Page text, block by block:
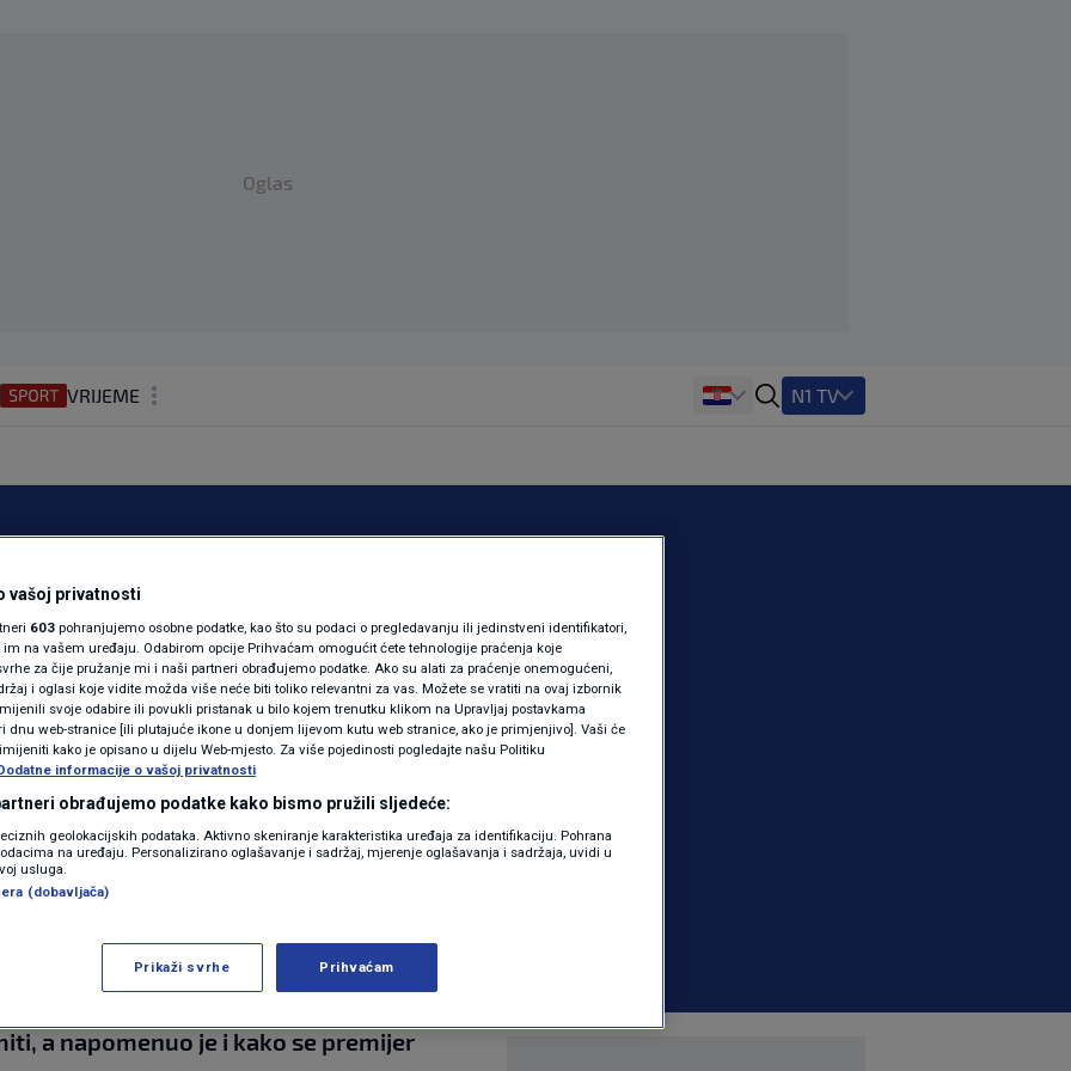
Oglas
VRIJEME
REGIJA
MAGAZIN
KOLUMNE
N1(DIS)INFO
KLIMATSKE PROMJENE
FOTO
VIDEO
N1 TV
"Da lupim
kada to njemu
| VIJESTI | 13 komentara
Više
u petak je ponovio svoj stav da
Vijeća za nacionalnu sigurnost i Vijeća za
a napomenuo je i kako se premijer
vašoj privatnosti
603 pohranjujemo osobne podatke, kao što su podaci o pregledavanju ili jedinstveni identifikatori,
na vašem uređaju. Odabirom opcije Prihvaćam omogućit ćete tehnologije praćenja koje
za čije pružanje mi i naši partneri obrađujemo podatke. Ako su alati za praćenje onemogućeni,
i oglasi koje vidite možda više neće biti toliko relevantni za vas. Možete se vratiti na ovaj izbornik
svoje odabire ili povukli pristanak u bilo kojem trenutku klikom na Upravljaj postavkama
dnu web-stranice [ili plutajuće ikone u donjem lijevom kutu web stranice, ako je primjenjivo]. Vaši će
kako je opisano u dijelu Web-mjesto. Za više pojedinosti pogledajte našu Politiku
informacije o vašoj privatnosti
obrađujemo podatke kako bismo pružili sljedeće:
geolokacijskih podataka. Aktivno skeniranje karakteristika uređaja za identifikaciju. Pohrana
na uređaju. Personalizirano oglašavanje i sadržaj, mjerenje oglašavanja i sadržaja, uvidi u
usluga.
(dobavljača)
Prikaži svrhe Prihvaćam